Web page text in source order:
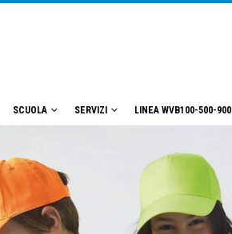
SCUOLA SERVIZI LINEA WVB100-500-900